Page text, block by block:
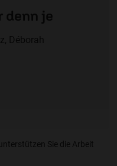
denn je
Déborah
Sie die Arbeit